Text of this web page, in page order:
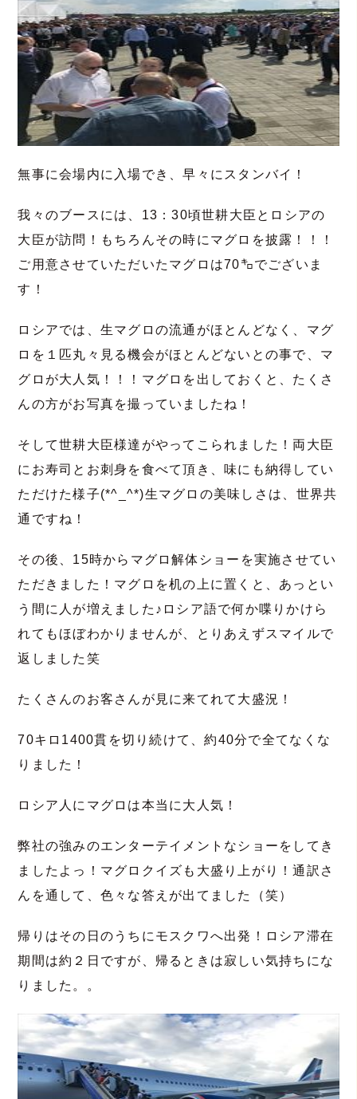
無事に会場内に入場でき、早々にスタンバイ！
我々のブースには、13：30頃世耕大臣とロシアの
大臣が訪問！もちろんその時にマグロを披露！！！
ご用意させていただいたマグロは70㌔でございま
す！
ロシアでは、生マグロの流通がほとんどなく、マグ
ロを１匹丸々見る機会がほとんどないとの事で、マ
グロが大人気！！！マグロを出しておくと、たくさ
んの方がお写真を撮っていましたね！
そして世耕大臣様達がやってこられました！両大臣
にお寿司とお刺身を食べて頂き、味にも納得してい
ただけた様子(*^_^*)生マグロの美味しさは、世界共
通ですね！
その後、15時からマグロ解体ショーを実施させてい
ただきました！マグロを机の上に置くと、あっとい
う間に人が増えました♪ロシア語で何か喋りかけら
れてもほぼわかりませんが、とりあえずスマイルで
返しました笑
たくさんのお客さんが見に来てれて大盛況！
70キロ1400貫を切り続けて、約40分で全てなくな
りました！
ロシア人にマグロは本当に大人気！
弊社の強みのエンターテイメントなショーをしてき
ましたよっ！マグロクイズも大盛り上がり！通訳さ
んを通して、色々な答えが出てました（笑）
帰りはその日のうちにモスクワへ出発！ロシア滞在
期間は約２日ですが、帰るときは寂しい気持ちにな
りました。。